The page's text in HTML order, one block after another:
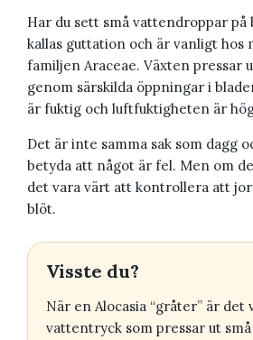
Har du sett små vattendroppar på
kallas guttation och är vanligt hos
familjen Araceae. Växten pressar
genom särskilda öppningar i
är fuktig och luftfuktigheten är
Det är inte samma sak som dagg
betyda att något är fel. Men om
det vara värt att kontrollera att
blöt.
Visste du?
När en Alocasia “gråter” är det
vattentryck som pressar ut